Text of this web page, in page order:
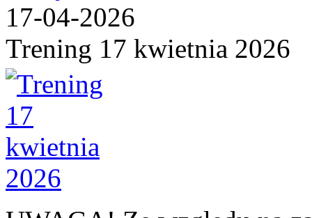
17-04-2026
Trening 17 kwietnia 2026